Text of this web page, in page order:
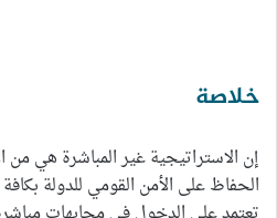
خلاصة
إن الاستراتيجية غير المباشرة هي من
الحفاظ على الأمن القومي للدولة بكافة